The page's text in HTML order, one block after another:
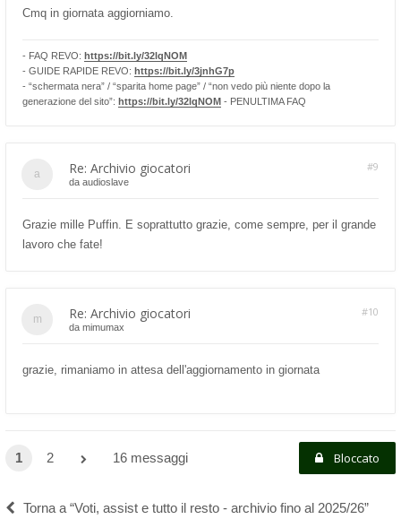
Cmq in giornata aggiorniamo.
- FAQ REVO: https://bit.ly/32lqNOM
- GUIDE RAPIDE REVO: https://bit.ly/3jnhG7p
- “schermata nera” / “sparita home page” / “non vedo più niente dopo la
generazione del sito”: https://bit.ly/32lqNOM - PENULTIMA FAQ
Re: Archivio giocatori #9
da audioslave
Grazie mille Puffin. E soprattutto grazie, come sempre, per il grande
lavoro che fate!
Re: Archivio giocatori #10
da mimumax
grazie, rimaniamo in attesa dell'aggiornamento in giornata
1 2 16 messaggi Bloccato
Torna a “Voti, assist e tutto il resto - archivio fino al 2025/26”